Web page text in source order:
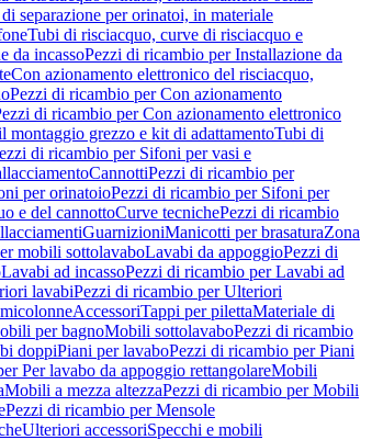
separazione per orinatoi, in materiale
Tubi di risciacquo, curve di risciacquo e
da incassoPezzi di ricambio per Installazione da
Con azionamento elettronico del risciacquo,
Pezzi di ricambio per Con azionamento
di ricambio per Con azionamento elettronico
grezzo e kit di adattamentoTubi di
di ricambio per Sifoni per vasi e
CannottiPezzi di ricambio per
per orinatoioPezzi di ricambio per Sifoni per
e del cannottoCurve tecnichePezzi di ricambio
GuarnizioniManicotti per brasaturaZona
mobili sottolavaboLavabi da appoggioPezzi di
Lavabi ad incassoPezzi di ricambio per Lavabi ad
lavabiPezzi di ricambio per Ulteriori
AccessoriTappi per pilettaMateriale di
per bagnoMobili sottolavaboPezzi di ricambio
doppiPiani per lavaboPezzi di ricambio per Piani
Per lavabo da appoggio rettangolareMobili
Mobili a mezza altezzaPezzi di ricambio per Mobili
Pezzi di ricambio per Mensole
Ulteriori accessoriSpecchi e mobili